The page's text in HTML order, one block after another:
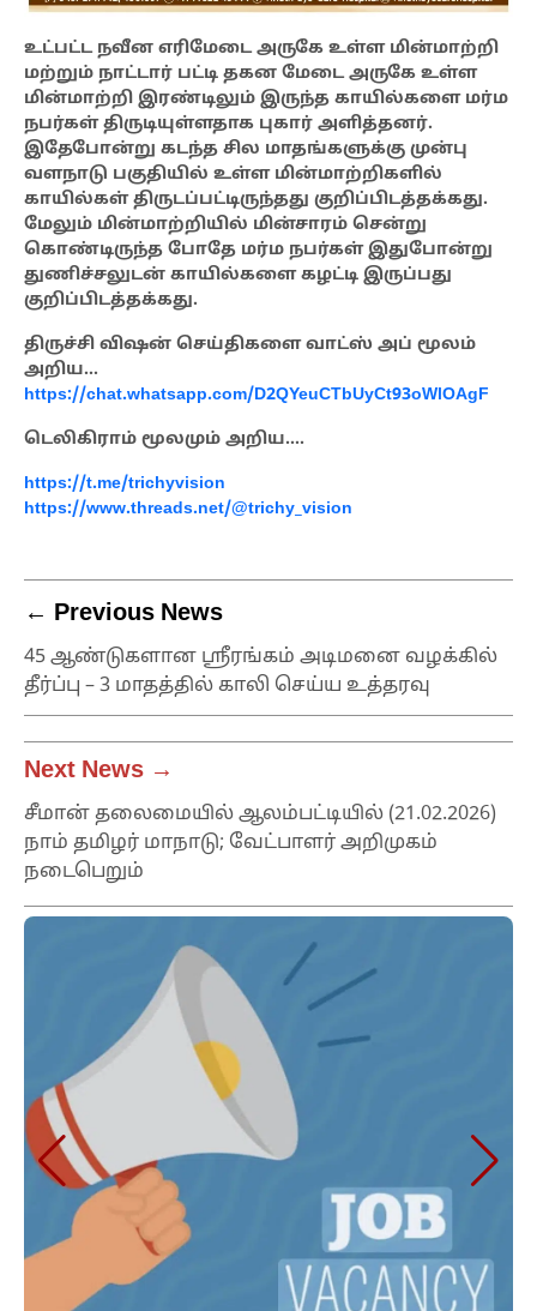
உட்பட்ட நவீன எரிமேடை அருகே உள்ள மின்மாற்றி
மற்றும் நாட்டார் பட்டி தகன மேடை அருகே உள்ள
மின்மாற்றி இரண்டிலும் இருந்த காயில்களை மர்ம
நபர்கள் திருடியுள்ளதாக புகார் அளித்தனர்.
இதேபோன்று கடந்த சில மாதங்களுக்கு முன்பு
வளநாடு பகுதியில் உள்ள மின்மாற்றிகளில்
காயில்கள் திருடப்பட்டிருந்தது குறிப்பிடத்தக்கது.
மேலும் மின்மாற்றியில் மின்சாரம் சென்று
கொண்டிருந்த போதே மர்ம நபர்கள் இதுபோன்று
துணிச்சலுடன் காயில்களை கழட்டி இருப்பது
குறிப்பிடத்தக்கது.
திருச்சி விஷன் செய்திகளை வாட்ஸ் அப் மூலம்
அறிய…
https://chat.whatsapp.com/D2QYeuCTbUyCt93oWlOAgF
டெலிகிராம் மூலமும் அறிய….
https://t.me/trichyvision
https://www.threads.net/@trichy_vision
← Previous News
45 ஆண்டுகளான ஸ்ரீரங்கம் அடிமனை வழக்கில்
தீர்ப்பு – 3 மாதத்தில் காலி செய்ய உத்தரவு
Next News →
சீமான் தலைமையில் ஆலம்பட்டியில் (21.02.2026)
நாம் தமிழர் மாநாடு; வேட்பாளர் அறிமுகம்
நடைபெறும்